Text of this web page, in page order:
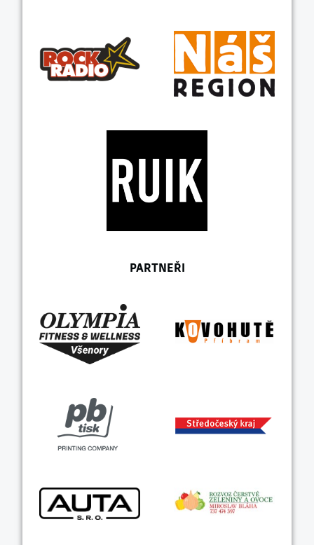
PARTNEŘI